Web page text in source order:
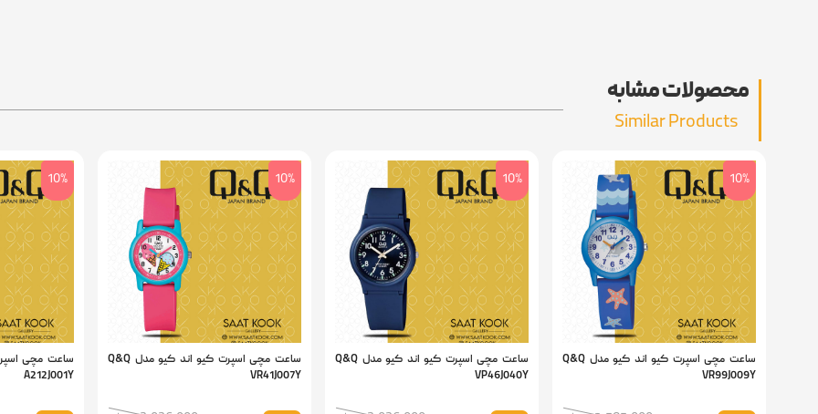
محصولات مشابه
Similar Products
10%
ساعت مچی اسپرت کیو اند کیو مدل Q&Q
VR99J009Y
10%
ساعت مچی اسپرت کیو اند کیو مدل Q&Q
VP46J040Y
10%
ساعت مچی اسپرت کیو اند کیو مدل Q&Q
VR41J007Y
10%
A212J001Y